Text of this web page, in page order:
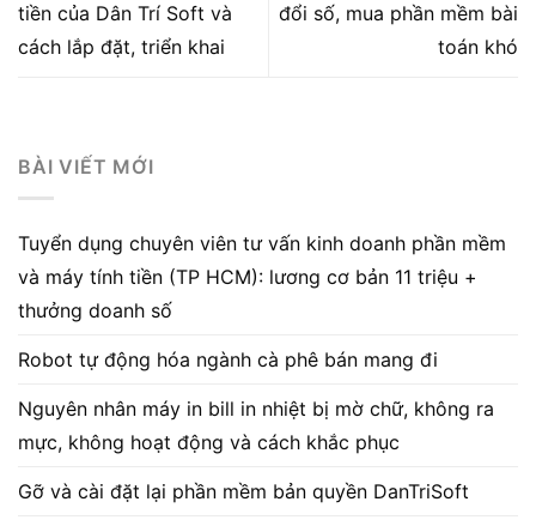
tiền của Dân Trí Soft và
cách lắp đặt, triển khai
đổi số, mua phần mềm bài
toán khó
BÀI VIẾT MỚI
Tuyển dụng chuyên viên tư vấn kinh doanh phần mềm
và máy tính tiền (TP HCM): lương cơ bản 11 triệu +
thưởng doanh số
Robot tự động hóa ngành cà phê bán mang đi
Nguyên nhân máy in bill in nhiệt bị mờ chữ, không ra
mực, không hoạt động và cách khắc phục
Gỡ và cài đặt lại phần mềm bản quyền DanTriSoft